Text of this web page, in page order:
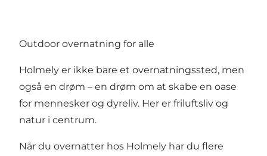
Outdoor overnatning for alle
Holmely er ikke bare et overnatningssted, men
også en drøm – en drøm om at skabe en oase
for mennesker og dyreliv. Her er friluftsliv og
natur i centrum.
Når du overnatter hos Holmely har du flere